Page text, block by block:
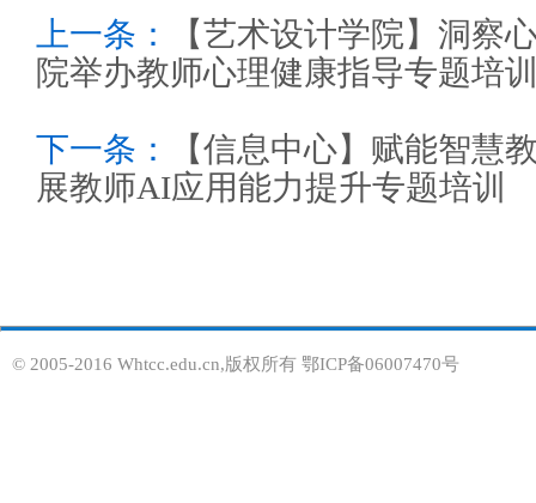
上一条：
【艺术设计学院】洞
院举办教师心理健康指导专题培
下一条：
【信息中心】赋能智
展教师AI应用能力提升专题培训
© 2005-2016 Whtcc.edu.cn,版权所有 鄂ICP备06007470号